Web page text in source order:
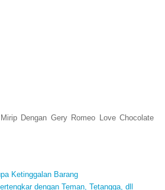
Dengan Gery Romeo Love Chocolate
Ketinggalan Barang
dengan Teman, Tetangga, dll